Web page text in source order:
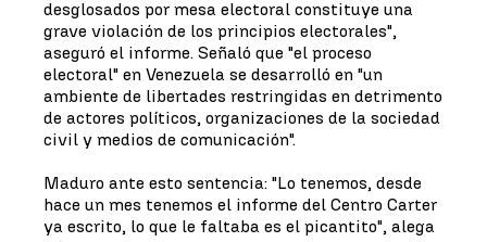
desglosados por mesa electoral constituye una
grave violación de los principios electorales",
aseguró el informe. Señaló que "el proceso
electoral" en Venezuela se desarrolló en "un
ambiente de libertades restringidas en detrimento
de actores políticos, organizaciones de la sociedad
civil y medios de comunicación".
Maduro ante esto sentencia: "Lo tenemos, desde
hace un mes tenemos el informe del Centro Carter
ya escrito, lo que le faltaba es el picantito", alega